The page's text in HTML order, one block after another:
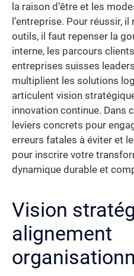
la raison d’être et les
l’entreprise. Pour réussir,
outils, il faut repenser la
interne, les parcours
entreprises suisses
multiplient les solutions
articulent vision
innovation continue. Dans
leviers concrets pour
erreurs fatales à éviter et
pour inscrire votre
dynamique durable et
Vision
alignement